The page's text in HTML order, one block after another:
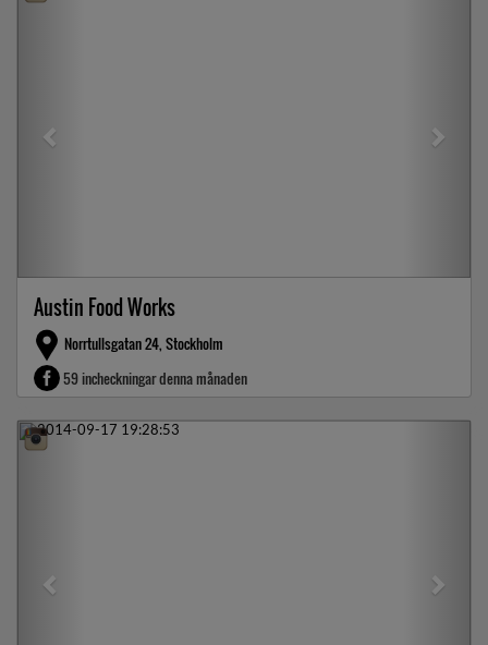
Austin Food Works
Norrtullsgatan 24, Stockholm
59 incheckningar denna månaden
Previous